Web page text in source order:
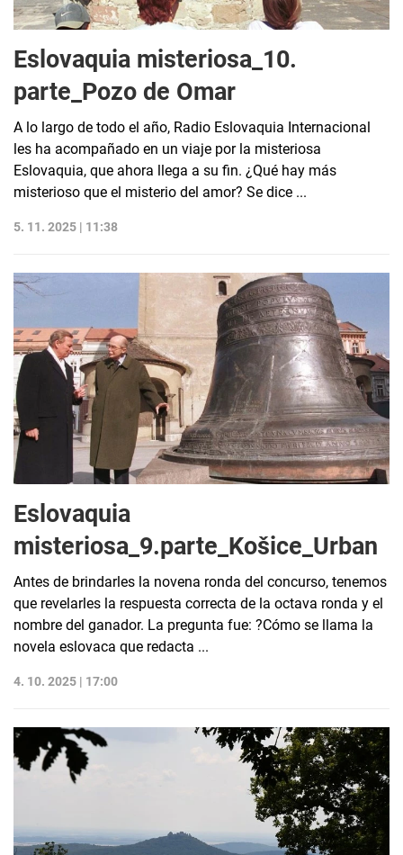
Eslovaquia misteriosa_10.
parte_Pozo de Omar
A lo largo de todo el año, Radio Eslovaquia Internacional
les ha acompañado en un viaje por la misteriosa
Eslovaquia, que ahora llega a su fin. ¿Qué hay más
misterioso que el misterio del amor? Se dice ...
5. 11. 2025 | 11:38
Eslovaquia
misteriosa_9.parte_Košice_Urban
Antes de brindarles la novena ronda del concurso, tenemos
que revelarles la respuesta correcta de la octava ronda y el
nombre del ganador. La pregunta fue: ?Cómo se llama la
novela eslovaca que redacta ...
4. 10. 2025 | 17:00